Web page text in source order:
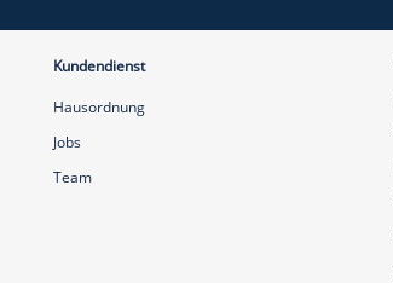
Kundendienst
Hausordnung
Jobs
Team